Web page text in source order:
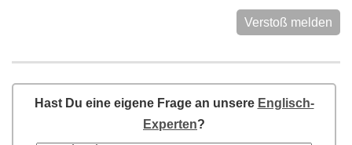
Verstoß melden
Hast Du eine eigene Frage an unsere Englisch-
Experten?